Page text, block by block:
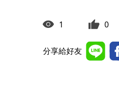
1 0
分享給好友